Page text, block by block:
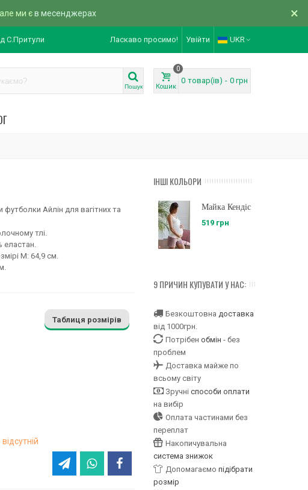
ми єв месенджерах ×
С.Притули Ласкаво просимо! Увійти UKR
Пошук Кошик
0
0 товар(ів) - 0 грн
футболки Айлін для вагітних та
тлі.
еластан.
М: 64,9 см.
Таблиця розмірів
ІНШІ КОЛЬОРИ
Майка Кендіс
519 грн
9 ПРИЧИН КУПУВАТИ У НАС:
Безкоштовна доставка
від 1000грн.
Потрібен обмін - без
проблем
Доставка майже по
всьому світу
Зручні способи оплати
на вибір
Оплата частинами без
переплат
Накопичувальна
система знижок
Допомагаємо підібрати
розмір